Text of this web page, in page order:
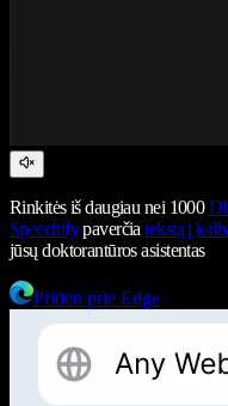
Rinkitės iš daugiau nei 1000
Speechifypaverčiatekstą į
jūsų doktorantūros asistentas
Pridėti prie Edge